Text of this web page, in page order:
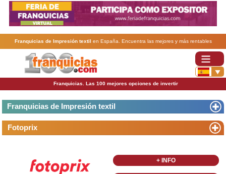
Franquicias de Impresión textil en España. Encuentra las mejores y más rentables
franquicias de Impresión textil . Abre tu negocio a través de una franquicia barata, rentable y
Franquicias. Las 100 mejores opciones de invertir
Franquicias de Impresión textil
Fotoprix
+ INFO